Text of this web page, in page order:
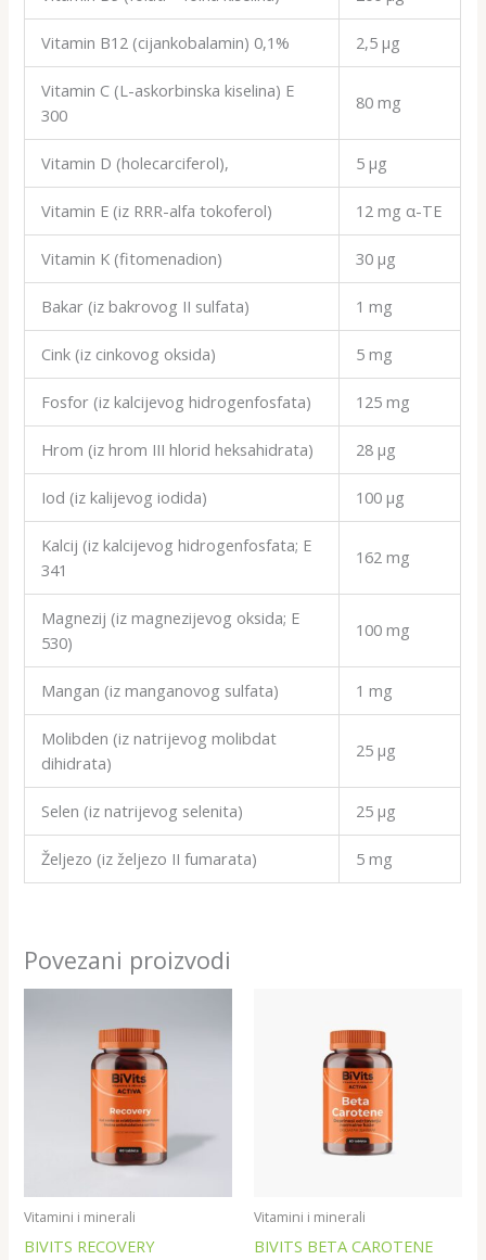
Vitamin B12 (cijankobalamin) 0,1% 2,5 μg
Vitamin C (L-askorbinska kiselina) E
300
80 mg
Vitamin D (holecarciferol), 5 μg
Vitamin E (iz RRR-alfa tokoferol) 12 mg α-TE
Vitamin K (fitomenadion) 30 μg
Bakar (iz bakrovog II sulfata) 1 mg
Cink (iz cinkovog oksida) 5 mg
Fosfor (iz kalcijevog hidrogenfosfata) 125 mg
Hrom (iz hrom III hlorid heksahidrata) 28 μg
Iod (iz kalijevog iodida) 100 μg
Kalcij (iz kalcijevog hidrogenfosfata; E
341
162 mg
Magnezij (iz magnezijevog oksida; E
530)
100 mg
Mangan (iz manganovog sulfata) 1 mg
Molibden (iz natrijevog molibdat
dihidrata)
25 μg
Selen (iz natrijevog selenita) 25 μg
Željezo (iz željezo II fumarata) 5 mg
Povezani proizvodi
Vitamini i minerali
BIVITS RECOVERY
Vitamini i minerali
BIVITS BETA CAROTENE